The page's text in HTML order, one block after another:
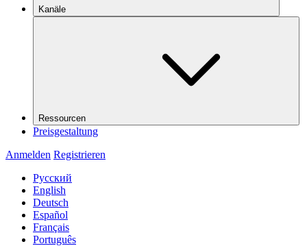
Kanäle
Ressourcen
Preisgestaltung
Anmelden Registrieren
Русский
English
Deutsch
Español
Français
Português